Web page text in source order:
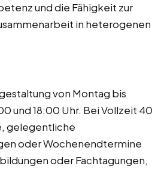
und die Fähigkeit zur
in heterogenen
von Montag bis
und 18:00 Uhr. Bei Vollzeit 40
gelegentliche
oder Wochenendtermine
oder Fachtagungen,